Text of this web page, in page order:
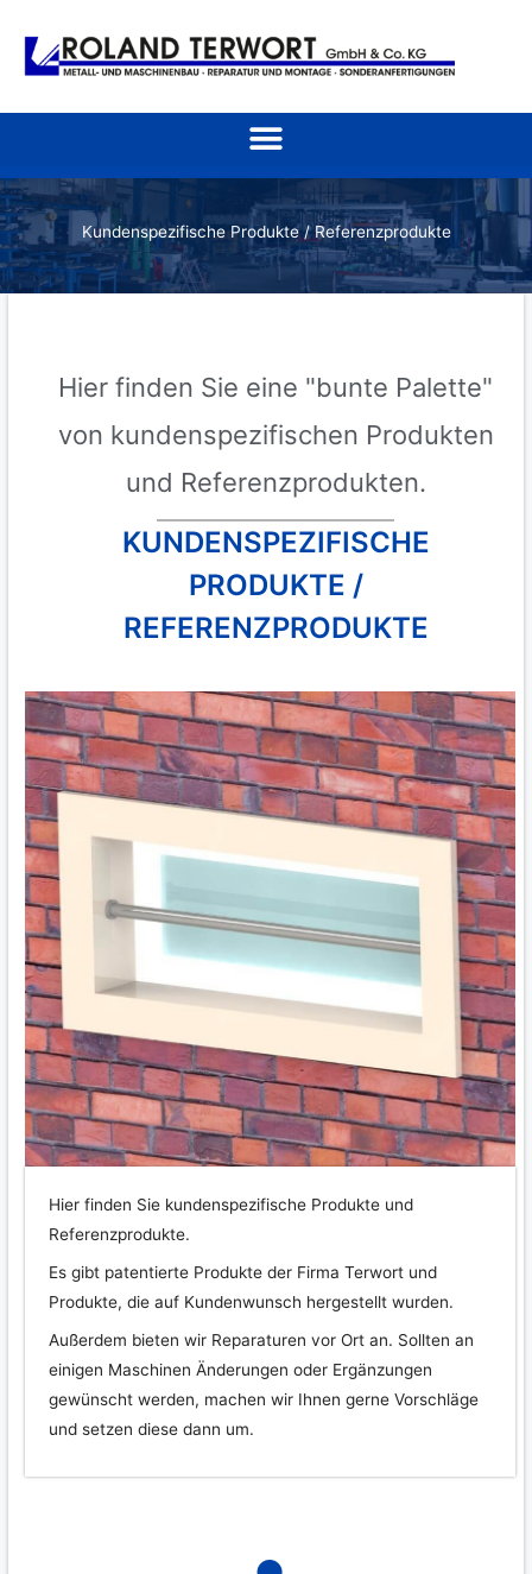
Inhalt
springen
Kundenspezifische Produkte / Referenzprodukte
Hier finden Sie eine "bunte Palette"
von kundenspezifischen Produkten
und Referenzprodukten.
KUNDENSPEZIFISCHE
PRODUKTE /
REFERENZPRODUKTE
Hier finden Sie kundenspezifische Produkte und
Referenzprodukte.
Es gibt patentierte Produkte der Firma Terwort und
Produkte, die auf Kundenwunsch hergestellt wurden.
Außerdem bieten wir Reparaturen vor Ort an. Sollten an
einigen Maschinen Änderungen oder Ergänzungen
gewünscht werden, machen wir Ihnen gerne Vorschläge
und setzen diese dann um.